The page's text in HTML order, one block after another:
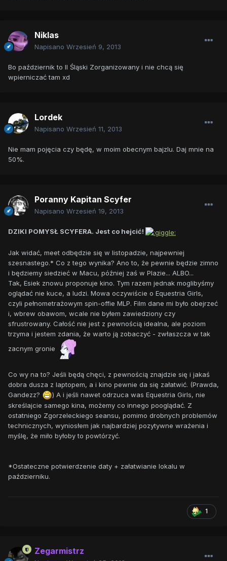
Niklas
Napisano Wrzesień 9, 2013
Bo październik to II Śląski Zorganizowany i nie chcą się
wpierniczać tam xd
Lordek
Napisano Wrzesień 11, 2013
Nie mam pojęcia czy będę, w moim obecnym bajzlu. Daj mnie na
50%.
Poranny Kapitan Scyfer
Napisano Wrzesień 19, 2013
DZIKI POMYSŁ SCYFERA. Jest co hejcić!
Jak widać, meet odbędzie się w listopadzie, najpewniej
szesnastego.* Co z tego wynika? Ano to, że pewnie będzie zimno
i będziemy siedzieć w Macu, później zaś w Plazie... ALBO...
Tak, Esiek znowu proponuje kino. Tym razem jednak moglibyśmy
oglądać nie kuce, a ludzi. Mowa oczywiście o Equestria Girls,
czyli pełnometrażowym spin-offie MLP. Film dane mi było obejrzeć
i, wbrew obawom, wcale nie byłem zawiedziony czy
sfrustrowany. Całość nie jest z pewnością idealna, ale poziom
trzyma i jestem zdania, że warto ją zobaczyć - zwłaszcza w tak
zacnym gronie
Co wy na to? Jeśli będą chęci, z pewnością znajdzie się i jakaś
dobra dusza z laptopem, a i kino pewnie da się załatwić. (Prawda,
Gandezz?
) A i jeśli nawet odrzuca was Equestria Girls, nie
skreślajcie samego kina, możemy co innego pooglądać. Z
ostatniego Zgorzeleckiego seansu, pomimo drobnych problemów
technicznych, wyniosłem jak najbardziej pozytywne wrażenia i
myślę, że miło byłoby to powtórzyć.
*Ostateczne potwierdzenie daty + załatwianie lokalu w
październiku.
1
Zegarmistrz